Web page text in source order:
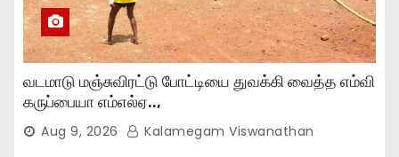
வடமாடு மஞ்சுவிரட்டு போட்டியை துவக்கி வைத்த எம்வி
கருப்பையா எம்எல்ஏ..,
Aug 9, 2026 Kalamegam Viswanathan